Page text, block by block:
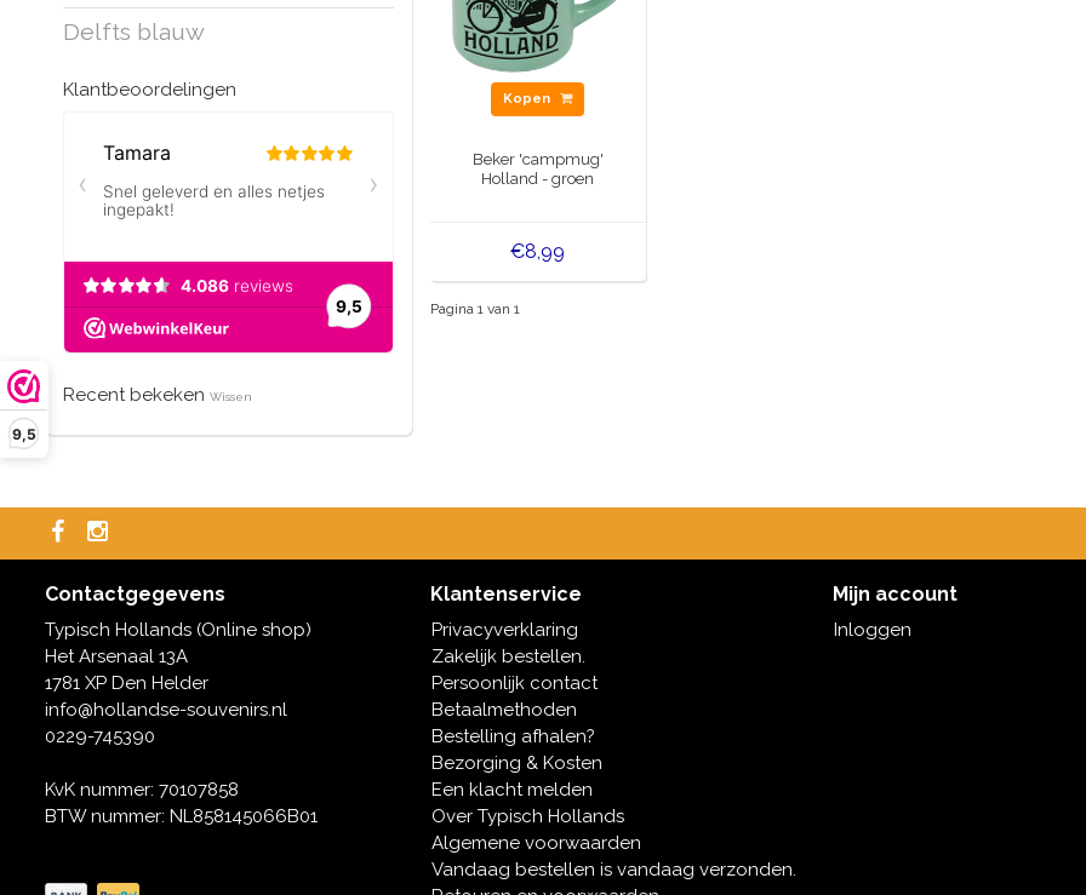
9,5
Delfts blauw
Klantbeoordelingen
Recent bekeken Wissen
Kopen
Beker 'campmug'
Holland - groen
€8,99
Pagina 1 van 1
Contactgegevens
Typisch Hollands (Online shop)
Het Arsenaal 13A
1781 XP Den Helder
info@hollandse-souvenirs.nl
0229-745390
KvK nummer: 70107858
BTW nummer: NL858145066B01
Klantenservice
Privacyverklaring
Zakelijk bestellen.
Persoonlijk contact
Betaalmethoden
Bestelling afhalen?
Bezorging & Kosten
Een klacht melden
Over Typisch Hollands
Algemene voorwaarden
Vandaag bestellen is vandaag verzonden.
Mijn account
Inloggen